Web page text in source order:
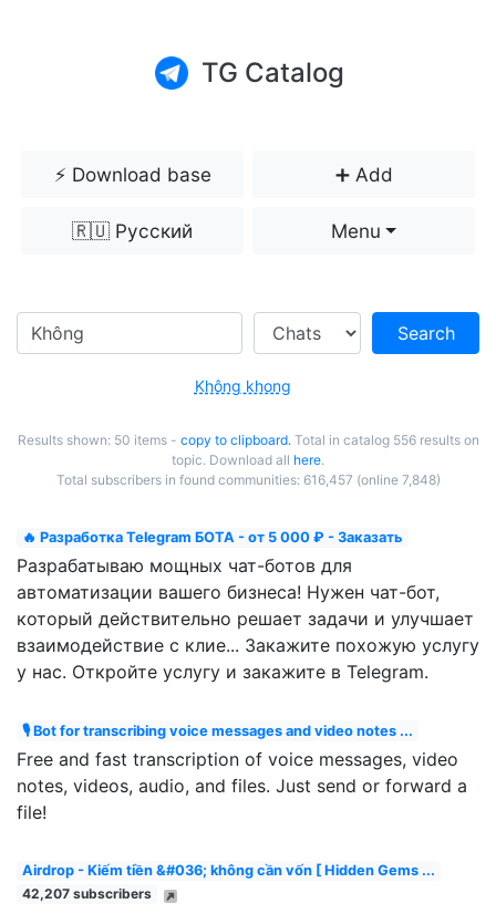
TG Catalog
⚡️ Download base ➕ Add
🇷🇺 Русский Menu
Search
Không khong
Results shown: 50 items - copy to clipboard.Total in catalog 556 results on
topic. Download all here.
Total subscribers in found communities: 616,457 (online 7,848)
🔥 Разработка Telegram БОТА - от 5 000 ₽ - Заказать
Разрабатываю мощных чат-ботов для
автоматизации вашего бизнеса! Нужен чат-бот,
который действительно решает задачи и улучшает
взаимодействие с клие... Закажите похожую услугу
у нас. Откройте услугу и закажите в Telegram.
🎙 Bot for transcribing voice messages and video notes ...
Free and fast transcription of voice messages, video
notes, videos, audio, and files. Just send or forward a
file!
Airdrop - Kiếm tiền &#036; không cần vốn [ Hidden Gems ...
42,207 subscribers